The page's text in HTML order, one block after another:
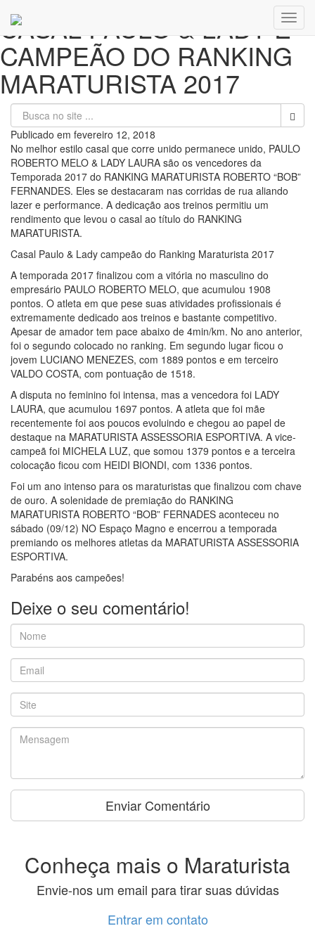
CASAL PAULO & LADY É
CAMPEÃO DO RANKING
MARATURISTA 2017
Publicado em fevereiro 12, 2018
No melhor estilo casal que corre unido permanece unido, PAULO
ROBERTO MELO & LADY LAURA são os vencedores da
Temporada 2017 do RANKING MARATURISTA ROBERTO “BOB”
FERNANDES. Eles se destacaram nas corridas de rua aliando
lazer e performance. A dedicação aos treinos permitiu um
rendimento que levou o casal ao título do RANKING
MARATURISTA.
Casal Paulo & Lady campeão do Ranking Maraturista 2017
A temporada 2017 finalizou com a vitória no masculino do
empresário PAULO ROBERTO MELO, que acumulou 1908
pontos. O atleta em que pese suas atividades profissionais é
extremamente dedicado aos treinos e bastante competitivo.
Apesar de amador tem pace abaixo de 4min/km. No ano anterior,
foi o segundo colocado no ranking. Em segundo lugar ficou o
jovem LUCIANO MENEZES, com 1889 pontos e em terceiro
VALDO COSTA, com pontuação de 1518.
A disputa no feminino foi intensa, mas a vencedora foi LADY
LAURA, que acumulou 1697 pontos. A atleta que foi mãe
recentemente foi aos poucos evoluindo e chegou ao papel de
destaque na MARATURISTA ASSESSORIA ESPORTIVA. A vice-
campeã foi MICHELA LUZ, que somou 1379 pontos e a terceira
colocação ficou com HEIDI BIONDI, com 1336 pontos.
Foi um ano intenso para os maraturistas que finalizou com chave
de ouro. A solenidade de premiação do RANKING
MARATURISTA ROBERTO “BOB” FERNADES aconteceu no
sábado (09/12) NO Espaço Magno e encerrou a temporada
premiando os melhores atletas da MARATURISTA ASSESSORIA
ESPORTIVA.
Parabéns aos campeões!
Deixe o seu comentário!
Conheça mais o Maraturista
Envie-nos um email para tirar suas dúvidas
Entrar em contato